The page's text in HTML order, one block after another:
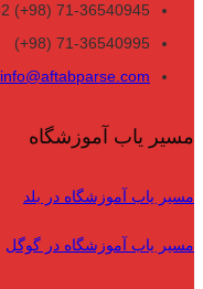
71-36540945 (98+) 71-36540532 (98+)
71-36540995 (98+)
info@aftabparse.com
مسیر یاب آموزشگاه
مسیر یاب آموزشگاه در بلد
مسیر یاب آموزشگاه در گوگل